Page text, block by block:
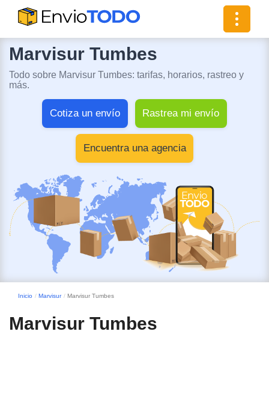
Toggle
Marvisur Tumbes
Todo sobre Marvisur Tumbes: tarifas, horarios, rastreo y
más.
Cotiza un envío Rastrea mi envío
Encuentra una agencia
Inicio Marvisur Marvisur Tumbes
Marvisur Tumbes